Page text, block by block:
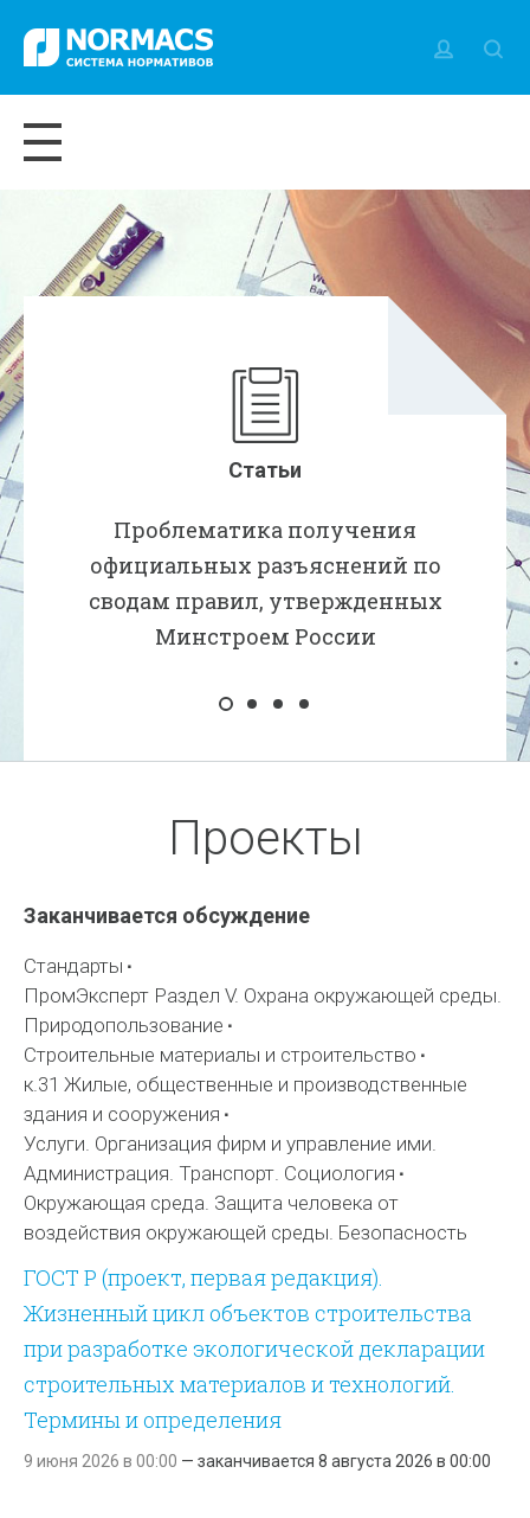
Статьи
Проблематика получения
официальных разъяснений по
сводам правил, утвержденных
Минстроем России
Проекты
Заканчивается обсуждение
Стандарты
ПромЭксперт Раздел V. Охрана окружающей среды.
Природопользование
Строительные материалы и строительство
к.31 Жилые, общественные и производственные
здания и сооружения
Услуги. Организация фирм и управление ими.
Администрация. Транспорт. Социология
Окружающая среда. Защита человека от
воздействия окружающей среды. Безопасность
ГОСТ Р (проект, первая редакция).
Жизненный цикл объектов строительства
при разработке экологической декларации
строительных материалов и технологий.
Термины и определения
9 июня 2026 в 00:00 —заканчивается 8 августа 2026 в 00:00